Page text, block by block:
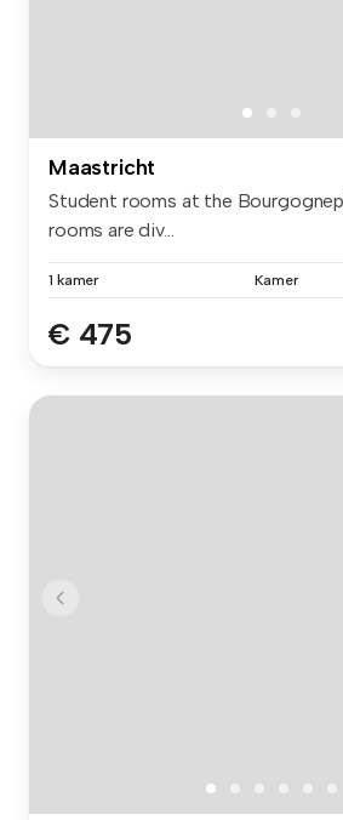
Maastricht
Student rooms at the
rooms are div...
1 kamer Kamer
€ 475